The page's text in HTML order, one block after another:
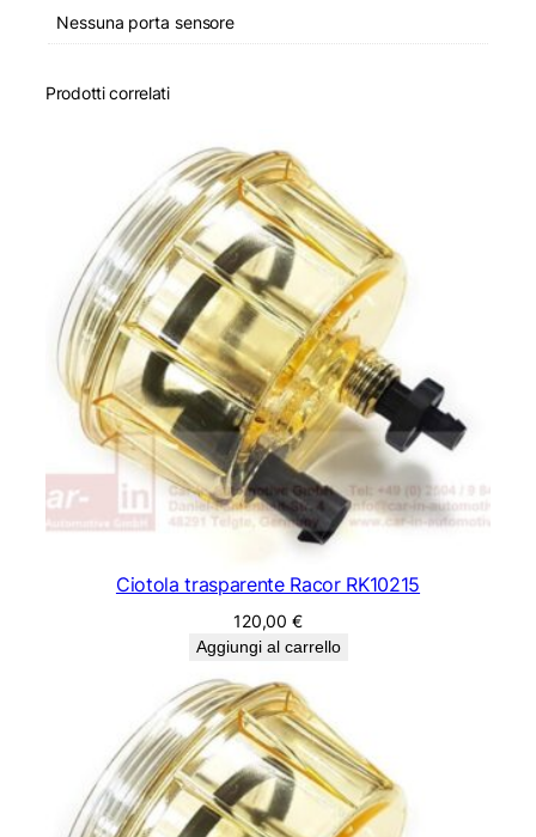
Nessuna porta sensore
Prodotti correlati
Ciotola trasparente Racor RK10215
120,00€
Aggiungi al carrello